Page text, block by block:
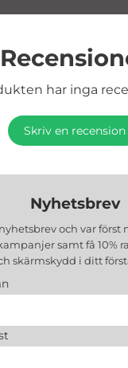
har inga
Skriv en recension
Nyhetsbrev
och var först
samt få 10%
skärmskydd i ditt